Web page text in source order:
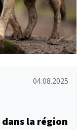
04.08.2025
la région